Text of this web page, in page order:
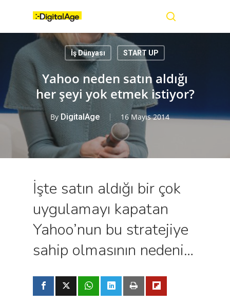
content
İş Dünyası START UP
Yahoo neden satın aldığı
her şeyi yok etmek istiyor?
By DigitalAge 16 Mayıs 2014
İşte satın aldığı bir çok
uygulamayı kapatan
Yahoo’nun bu stratejiye
sahip olmasının nedeni…